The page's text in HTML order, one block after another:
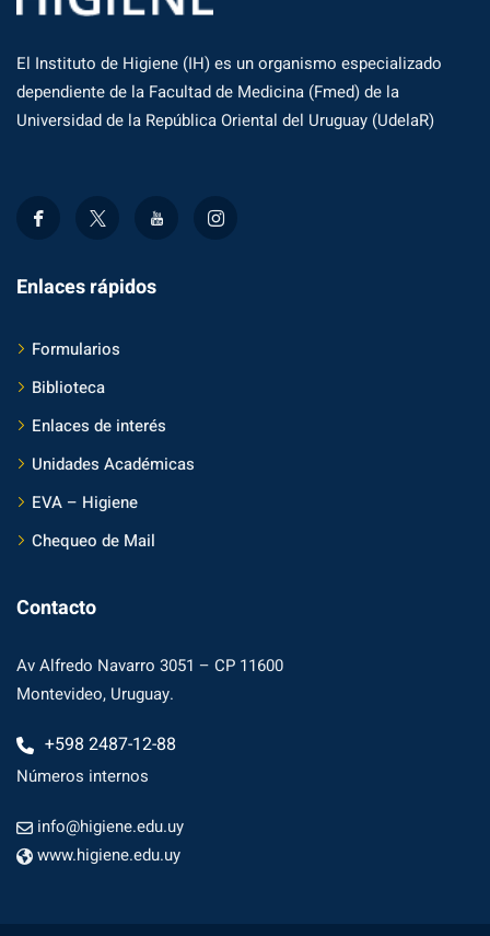
El Instituto de Higiene (IH) es un organismo especializado
dependiente de la Facultad de Medicina (Fmed) de la
Universidad de la República Oriental del Uruguay (UdelaR)
Enlaces rápidos
Formularios
Biblioteca
Enlaces de interés
Unidades Académicas
EVA – Higiene
Chequeo de Mail
Contacto
Av Alfredo Navarro 3051 – CP 11600
Montevideo, Uruguay.
+598 2487-12-88
Números internos
info@higiene.edu.uy
www.higiene.edu.uy